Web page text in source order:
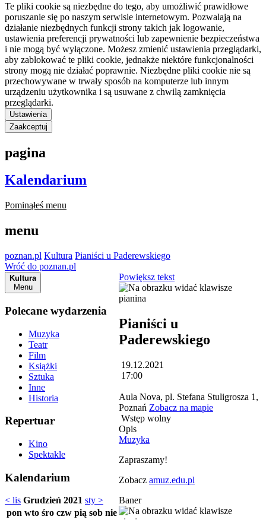
Te pliki cookie są niezbędne do tego, aby umożliwić prawidłowe
poruszanie się po naszym serwisie internetowym. Pozwalają na
działanie niezbędnych funkcji strony takich jak logowanie,
ustawienia preferencji prywatności lub zapewnienie bezpieczeństwa
i nie mogą być wyłączone. Możesz zmienić ustawienia przeglądarki,
aby zablokować te pliki cookie, jednakże niektóre funkcjonalności
strony mogą nie działać poprawnie. Niezbędne pliki cookie nie są
przechowywane w trwały sposób na komputerze lub innym
urządzeniu użytkownika i są usuwane z chwilą zamknięcia
przeglądarki.
Ustawienia
Zaakceptuj
pagina
Kalendarium
Pominąłeś menu
menu
poznan.pl Kultura Pianiści u Paderewskiego
Wróć do poznan.pl
Kultura
Menu
Polecane wydarzenia
Muzyka
Teatr
Film
Książki
Sztuka
Inne
Historia
Repertuar
Kino
Spektakle
Kalendarium
< lis Grudzień 2021 sty >
pon wto śro czw pią sob nie
Powiększ tekst
Pianiści u
Paderewskiego
19.12.2021
17:00
Aula Nova, pl. Stefana Stuligrosza 1,
Poznań Zobacz na mapie
Wstęp wolny
Opis
Muzyka
Zapraszamy!
Zobacz amuz.edu.pl
Baner